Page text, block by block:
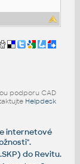
podporu CAD
Helpdesk
internetové
do Revitu.